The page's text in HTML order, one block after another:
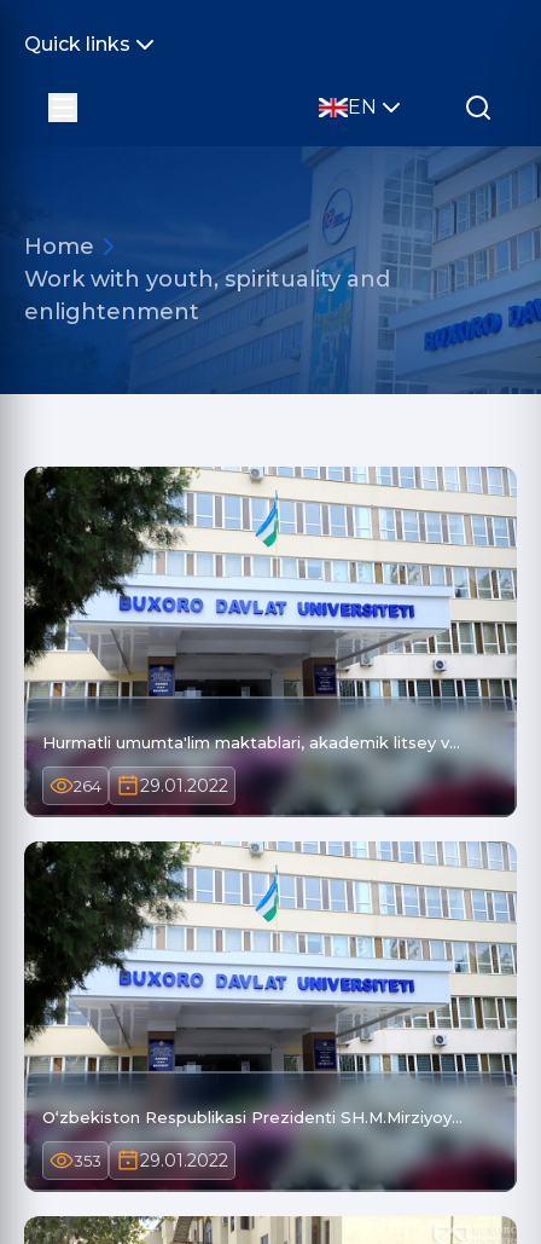
Quick links
EN
Home
Work with youth, spirituality and
enlightenment
Hurmatli umumta'lim maktablari, akademik litsey v…
264 29.01.2022
O‘zbekiston Respublikasi Prezidenti SH.M.Mirziyoy…
353 29.01.2022